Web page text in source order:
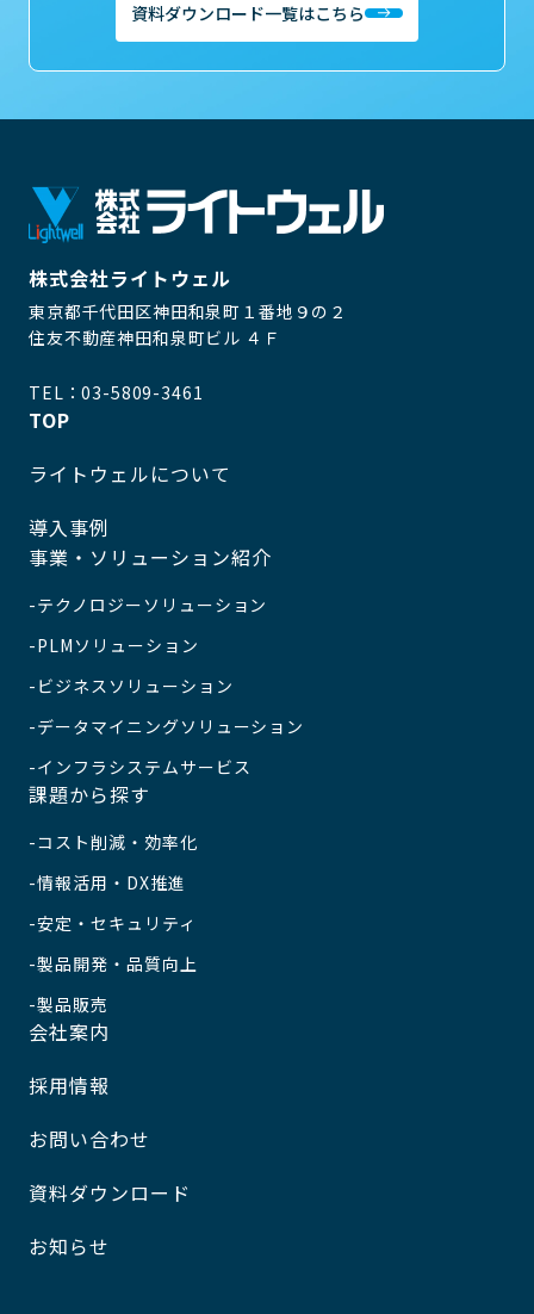
資料ダウンロード一覧はこちら
株式会社ライトウェル
東京都千代田区神田和泉町１番地９の２
住友不動産神田和泉町ビル ４Ｆ
TEL：03-5809-3461
TOP
ライトウェルについて
導入事例
事業・ソリューション紹介
テクノロジーソリューション
PLMソリューション
ビジネスソリューション
データマイニングソリューション
インフラシステムサービス
課題から探す
コスト削減・効率化
情報活用・DX推進
安定・セキュリティ
製品開発・品質向上
製品販売
会社案内
採用情報
お問い合わせ
資料ダウンロード
お知らせ